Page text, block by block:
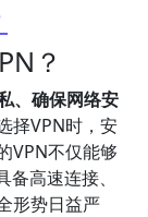
？
、确保网络安
择VPN时，安
VPN不仅能够
高速连接、
形势日益严